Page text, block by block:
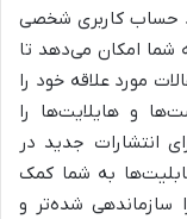
حساب کاربری شخصی
شما امکان می‌دهد تا
مورد علاقه خود را
و هایلایت‌ها را
انتشارات جدید در
به شما کمک
سازماندهی شده‌تر و